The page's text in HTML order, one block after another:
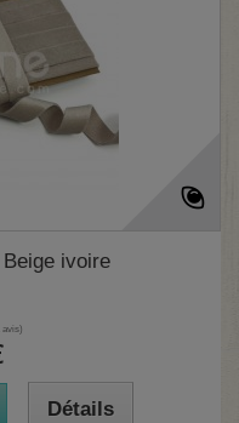
ivoire
Détails